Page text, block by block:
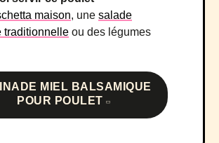
maison, une salade
traditionnelle ou des légumes
MIEL BALSAMIQUE
POUR POULET